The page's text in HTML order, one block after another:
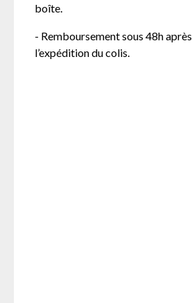
boîte.
- Remboursement sous 48h après
l’expédition du colis.